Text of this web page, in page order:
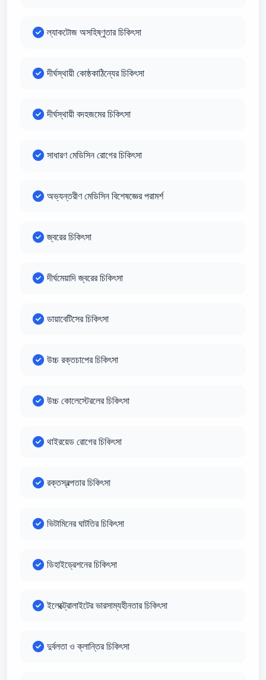
ল্যাকটোজ অসহিষ্ণুতার চিকিৎসা
দীর্ঘস্থায়ী কোষ্ঠকাঠিন্যের চিকিৎসা
দীর্ঘস্থায়ী বদহজমের চিকিৎসা
সাধারণ মেডিসিন রোগের চিকিৎসা
অভ্যন্তরীণ মেডিসিন বিশেষজ্ঞের পরামর্শ
জ্বরের চিকিৎসা
দীর্ঘমেয়াদি জ্বরের চিকিৎসা
ডায়াবেটিসের চিকিৎসা
উচ্চ রক্তচাপের চিকিৎসা
উচ্চ কোলেস্টেরলের চিকিৎসা
থাইরয়েড রোগের চিকিৎসা
রক্তস্বল্পতার চিকিৎসা
ভিটামিনের ঘাটতির চিকিৎসা
ডিহাইড্রেশনের চিকিৎসা
ইলেক্ট্রোলাইটের ভারসাম্যহীনতার চিকিৎসা
দুর্বলতা ও ক্লান্তির চিকিৎসা